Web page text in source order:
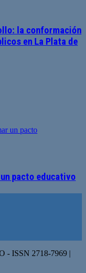
la conformación
en La Plata de
pacto educativo
- ISSN 2718-7969 |